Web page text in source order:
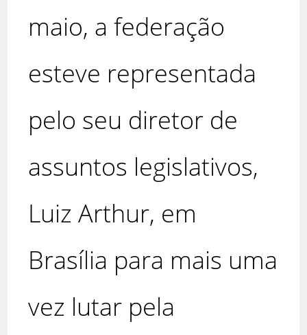
maio, a federação
esteve representada
pelo seu diretor de
assuntos legislativos,
Luiz Arthur, em
Brasília para mais uma
vez lutar pela